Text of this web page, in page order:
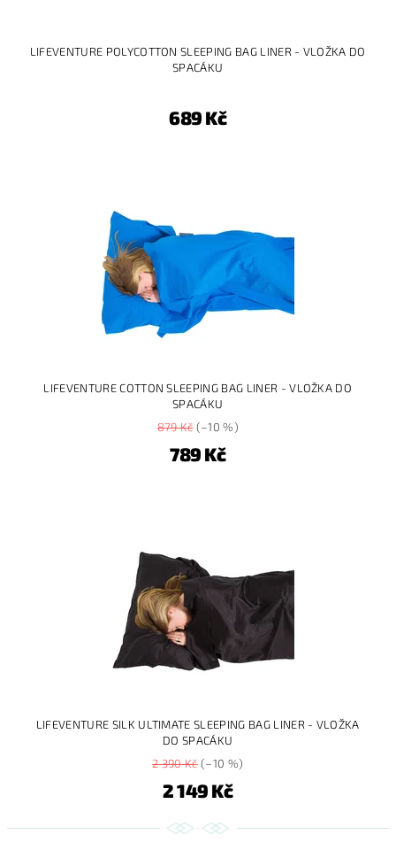
LIFEVENTURE POLYCOTTON SLEEPING BAG LINER - VLOŽKA DO
SPACÁKU
689 Kč
LIFEVENTURE COTTON SLEEPING BAG LINER - VLOŽKA DO
SPACÁKU
879 Kč(–10 %)
789 Kč
LIFEVENTURE SILK ULTIMATE SLEEPING BAG LINER - VLOŽKA
DO SPACÁKU
2 390 Kč(–10 %)
2 149 Kč